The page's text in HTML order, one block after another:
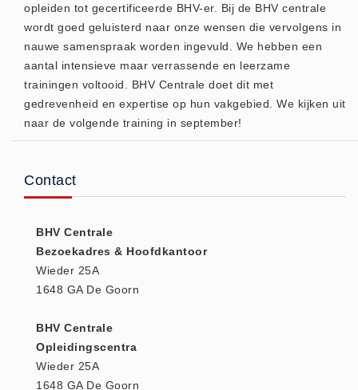
Winkel
(20)
AED apparaten (11)
Actie (5)
AED
AED elektroden (18)
Beademings materialen (6)
BHV Kasten
BHV Kleding
opleiden tot gecertificeerde BHV-er. Bij de BHV centrale
wordt goed geluisterd naar onze wensen die vervolgens in
nauwe samenspraak worden ingevuld. We hebben een
aantal intensieve maar verrassende en leerzame
trainingen voltooid. BHV Centrale doet dit met
gedrevenheid en expertise op hun vakgebied. We kijken uit
naar de volgende training in september!
Contact
BHV Centrale
Bezoekadres & Hoofdkantoor
Wieder 25A
1648 GA De Goorn
BHV Centrale
Opleidingscentra
Wieder 25A
1648 GA De Goorn